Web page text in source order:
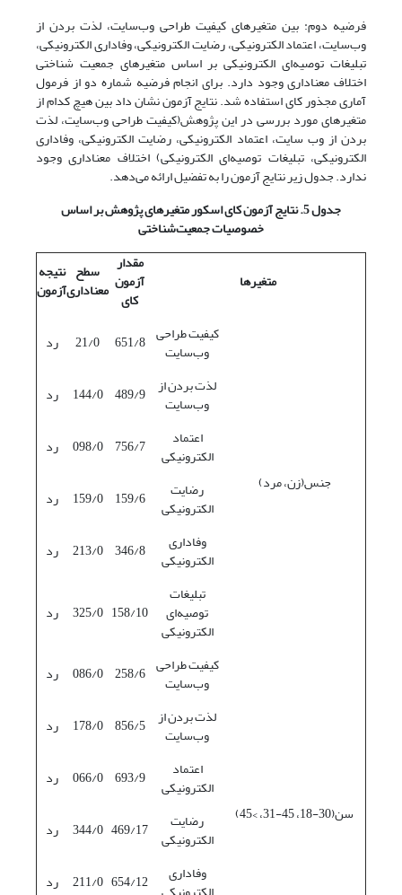
فرضیه دوم: بین متغیرهای کیفیت طراحی وب‌سایت، لذت بردن از
وب‌سایت، اعتماد الکترونیکی، رضایت الکترونیکی، وفاداری الکترونیکی،
تبلیغات توصیه‌ای الکترونیکی بر اساس متغیرهای جمعیت شناختی
اختلاف معناداری وجود دارد. برای انجام فرضیه شماره دو از فرمول
آماری مجذور کای استفاده شد. نتایج آزمون نشان داد بین هیچ کدام از
متغیرهای مورد بررسی در این پژوهش(کیفیت طراحی وب‌سایت، لذت
بردن از وب سایت، اعتماد الکترونیکی، رضایت الکترونیکی، وفاداری
الکترونیکی، تبلیغات توصیه‌ای الکترونیکی) اختلاف معناداری وجود
ندارد. جدول زیر نتایج آزمون را به تفضیل ارائه می‌دهد.
جدول 5. نتایج آزمون کای اسکور متغیرهای پژوهش بر اساس
خصوصیات جمعیتشناختی
متغیرها
مقدار
آزمون
کای
سطح
معناداری
نتیجه
آزمون
جنس(زن، مرد)
کیفیت طراحی
وب‌سایت 651/8
21/0
رد
لذت بردن از
وب‌سایت 489/9
144/0
رد
اعتماد
الکترونیکی 756/7
098/0
رد
رضایت
الکترونیکی 159/6
159/0
رد
وفاداری
الکترونیکی 346/8
213/0
رد
تبلیغات
توصیه‌ای
الکترونیکی
158/10
325/0 رد
سن(30-18، 45-31، >45)
کیفیت طراحی
وب‌سایت 258/6
086/0
رد
لذت بردن از
وب‌سایت 856/5
178/0
رد
اعتماد
الکترونیکی 693/9
066/0
رد
رضایت
الکترونیکی 469/17
344/0
رد
وفاداری
654/12
211/0 رد